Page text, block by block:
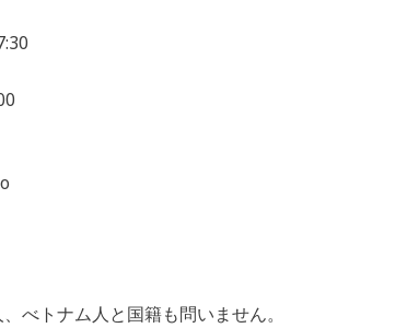
べトナム人と国籍も問いません。